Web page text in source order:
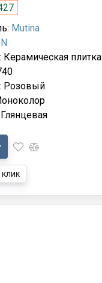
Mutina
плитка
Розовый
клик